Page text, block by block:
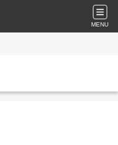
MENU